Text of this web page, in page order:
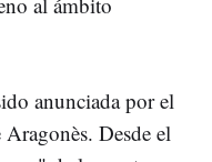
anunciada por el
Desde el